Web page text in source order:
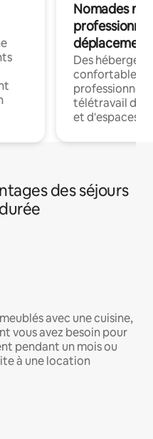
Nomades
déplacement
Des
confortables
professionnels
télétravail
et d'espaces
des séjours
avec une cuisine,
vous avez besoin pour
pendant un mois ou
à une location